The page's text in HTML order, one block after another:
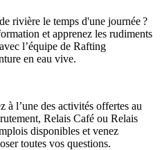
rivière le temps d'une journée ?
et apprenez les rudiments
l’équipe de Rafting
en eau vive.
à l’une des activités offertes au
Relais Café ou Relais
disponibles et venez
toutes vos questions.